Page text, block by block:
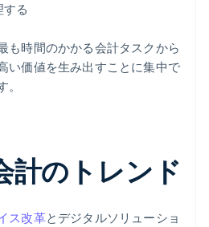
る
も時間のかかる会計タスクから
い価値を生み出すことに集中で
計のトレンド
ス改革とデジタルソリューショ